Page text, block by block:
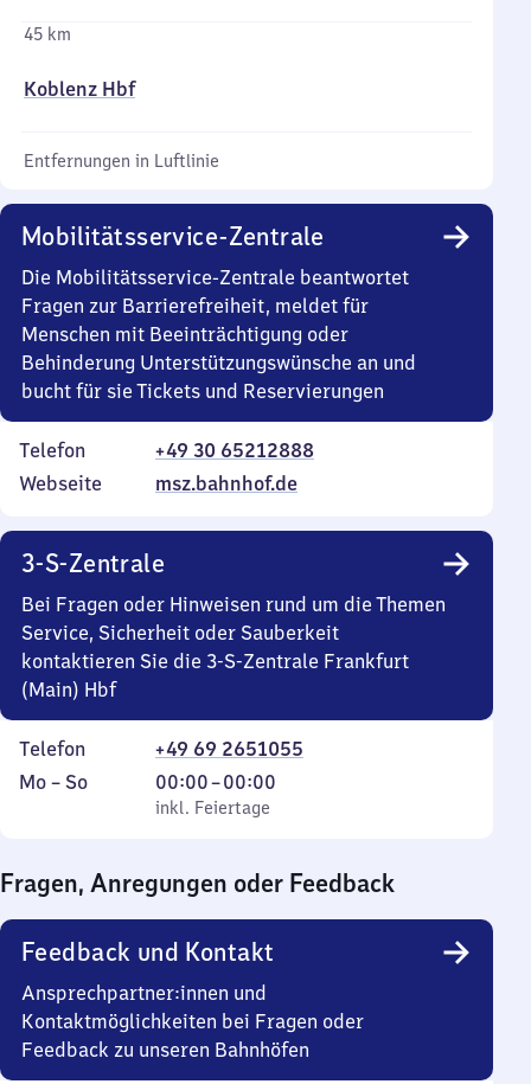
45 km
Koblenz Hbf
Entfernungen in Luftlinie
Mobilitätsservice-Zentrale
Die Mobilitätsservice-Zentrale beantwortet
Fragen zur Barrierefreiheit, meldet für
Menschen mit Beeinträchtigung oder
Behinderung Unterstützungswünsche an und
bucht für sie Tickets und Reservierungen
Telefon
+49 30 65212888
Webseite
msz.bahnhof.de
3-S-Zentrale
Bei Fragen oder Hinweisen rund um die Themen
Service, Sicherheit oder Sauberkeit
kontaktieren Sie die 3-S-Zentrale Frankfurt
(Main) Hbf
Telefon
+49 69 2651055
Montag
Mo – So,
inkl. Feiertage
00:00–00:00
Von
0
0
Uhr
inkl. Feiertage
Fragen, Anregungen oder Feedback
Feedback und Kontakt
Ansprechpartner:innen und
Kontaktmöglichkeiten bei Fragen oder
Feedback zu unseren Bahnhöfen